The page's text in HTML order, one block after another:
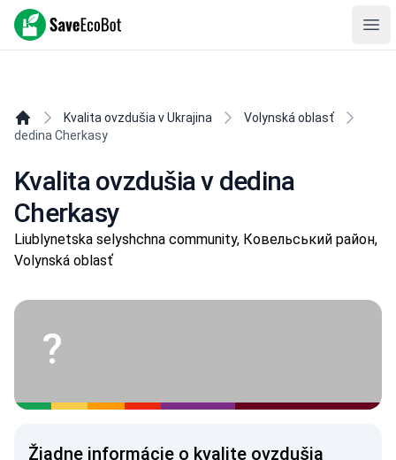
SaveEcoBot
Kvalita ovzdušia v Ukrajina
Volynská oblasť
dedina Cherkasy
Kvalita ovzdušia v dedina
Cherkasy
Liublynetska selyshchna community, Ковельський район,
Volynská oblasť
?
Žiadne informácie o kvalite ovzdušia